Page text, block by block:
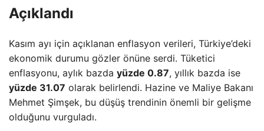
Açıklandı
Kasım ayı için açıklanan enflasyon verileri, Türkiye’deki
ekonomik durumu gözler önüne serdi. Tüketici
enflasyonu, aylık bazda yüzde 0.87, yıllık bazda ise
yüzde 31.07 olarak belirlendi. Hazine ve Maliye Bakanı
Mehmet Şimşek, bu düşüş trendinin önemli bir gelişme
olduğunu vurguladı.